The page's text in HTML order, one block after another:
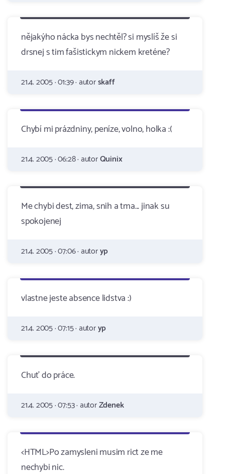
nějakýho nácka bys nechtěl? si myslíš že si
drsnej s tim fašistickym nickem kreténe?
21.4. 2005 · 01:39 · autorskaff
Chybí mi prázdniny, peníze, volno, holka :(
21.4. 2005 · 06:28 · autorQuinix
Me chybi dest, zima, snih a tma... jinak su
spokojenej
21.4. 2005 · 07:06 · autoryp
vlastne jeste absence lidstva :)
21.4. 2005 · 07:15 · autoryp
Chuť do práce.
21.4. 2005 · 07:53 · autorZdenek
<HTML>Po zamysleni musim rict ze me
nechybi nic.